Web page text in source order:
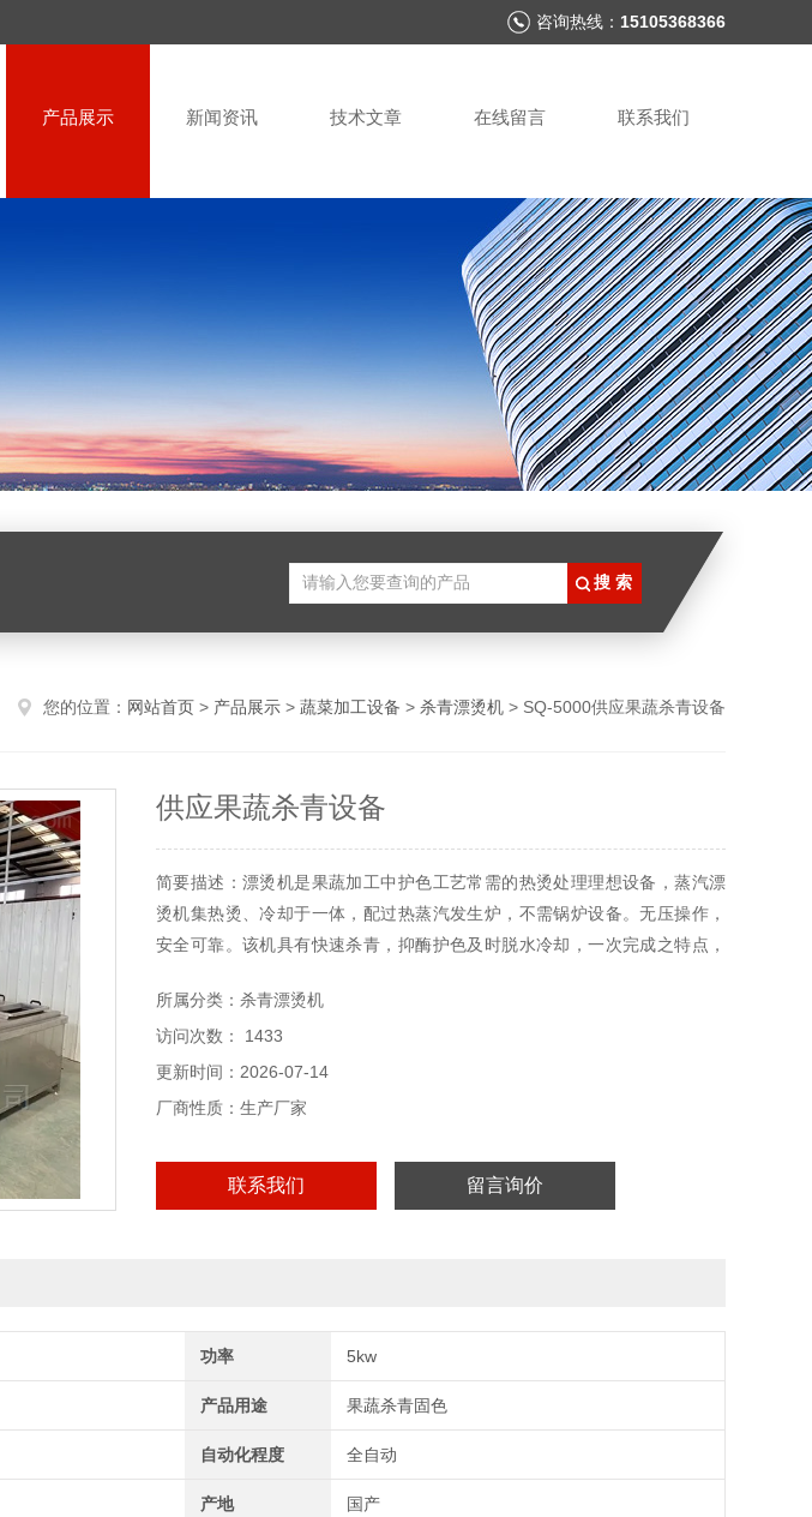
咨询热线： 15105368366
产品展示 新闻资讯 技术文章 在线留言 联系我们
您的位置： 网站首页 > 产品展示 > 蔬菜加工设备 > 杀青漂烫机 > SQ-5000供应果蔬杀青设备
供应果蔬杀青设备
简要描述：漂烫机是果蔬加工中护色工艺常需的热烫处理理想设备，蒸汽漂
烫机集热烫、冷却于一体，配过热蒸汽发生炉，不需锅炉设备。无压操作，
安全可靠。该机具有快速杀青，抑酶护色及时脱水冷却，一次完成之特点，
所属分类：杀青漂烫机
访问次数： 1433
更新时间：2026-07-14
厂商性质：生产厂家
联系我们 留言询价
功率 5kw
产品用途 果蔬杀青固色
自动化程度 全自动
产地 国产